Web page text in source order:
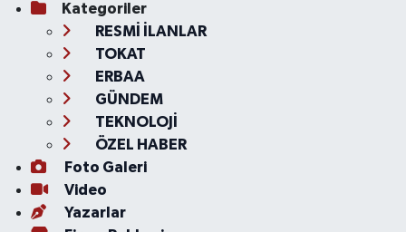
Kategoriler
RESMİ İLANLAR
TOKAT
ERBAA
GÜNDEM
TEKNOLOJİ
ÖZEL HABER
Foto Galeri
Video
Yazarlar